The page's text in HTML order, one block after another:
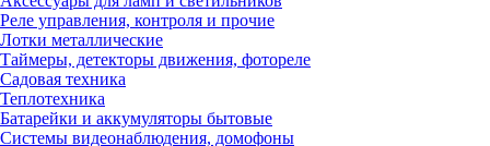
Реле управления, контроля и прочие
Лотки металлические
Таймеры, детекторы движения, фотореле
Садовая техника
Теплотехника
Батарейки и аккумуляторы бытовые
Системы видеонаблюдения, домофоны